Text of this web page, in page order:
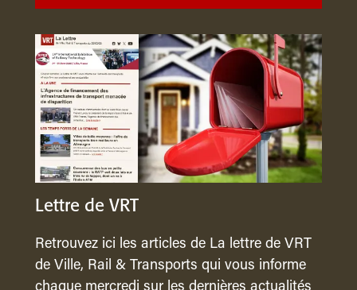
Lettre de VRT
Retrouvez ici les articles de La lettre de VRT
de Ville, Rail & Transports qui vous informe